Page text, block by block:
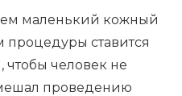
маленький кожный
процедуры ставится
человек не
проведению